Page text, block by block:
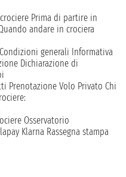
Prima di partire in
andare in crociera
Condizioni generali Informativa
Dichiarazione di
Prenotazione Volo Privato Chi
Osservatorio
Klarna Rassegna stampa